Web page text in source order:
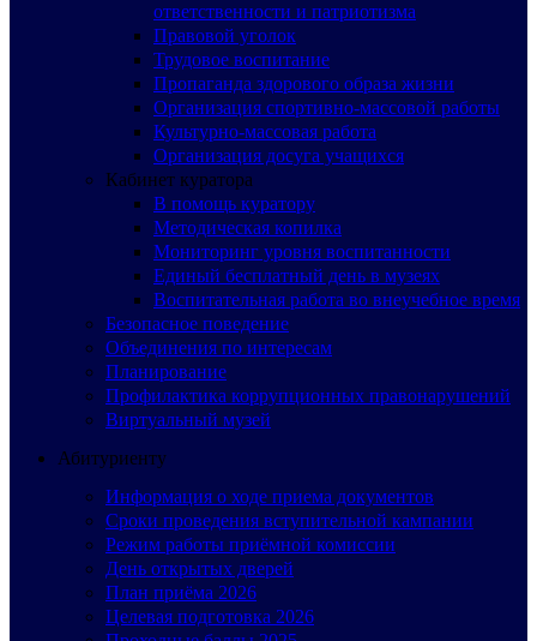
ответственности и патриотизма
Правовой уголок
Трудовое воспитание
Пропаганда здорового образа жизни
Организация спортивно-массовой работы
Культурно-массовая работа
Организация досуга учащихся
Кабинет куратора
В помощь куратору
Методическая копилка
Мониторинг уровня воспитанности
Единый бесплатный день в музеях
Воспитательная работа во внеучебное время
Безопасное поведение
Объединения по интересам
Планирование
Профилактика коррупционных правонарушений
Виртуальный музей
Абитуриенту
Информация о ходе приема документов
Сроки проведения вступительной кампании
Режим работы приёмной комиссии
День открытых дверей
План приёма 2026
Целевая подготовка 2026